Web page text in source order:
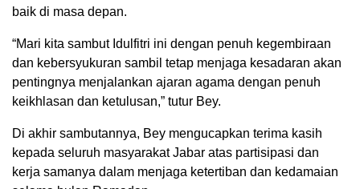
baik di masa depan.
“Mari kita sambut Idulfitri ini dengan penuh kegembiraan
dan kebersyukuran sambil tetap menjaga kesadaran akan
pentingnya menjalankan ajaran agama dengan penuh
keikhlasan dan ketulusan,” tutur Bey.
Di akhir sambutannya, Bey mengucapkan terima kasih
kepada seluruh masyarakat Jabar atas partisipasi dan
kerja samanya dalam menjaga ketertiban dan kedamaian